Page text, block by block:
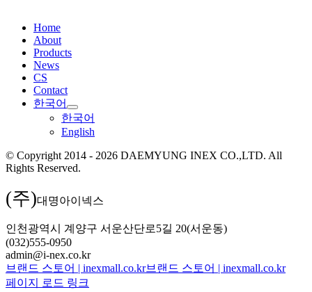
Home
About
Products
News
CS
Contact
한국어
한국어
English
© Copyright 2014 - 2026 DAEMYUNG INEX CO.,LTD. All
Rights Reserved.
(주)대명아이넥스
인천광역시 계양구 서운산단로5길 20(서운동)
(032)555-0950
admin@i-nex.co.kr
브랜드 스토어 | inexmall.co.kr브랜드 스토어 | inexmall.co.kr
페이지 로드 링크